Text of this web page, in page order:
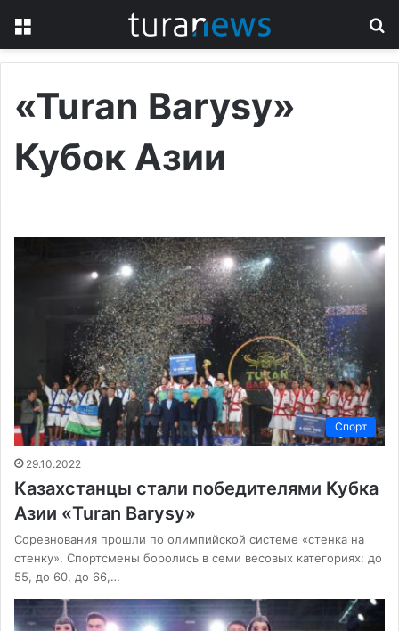
«Turan Barysy»
Кубок Азии
Спорт
29.10.2022
Казахстанцы стали победителями Кубка
Азии «Turan Barysy»
Соревнования прошли по олимпийской системе «стенка на
стенку». Спортсмены боролись в семи весовых категориях: до
55, до 60, до 66,…